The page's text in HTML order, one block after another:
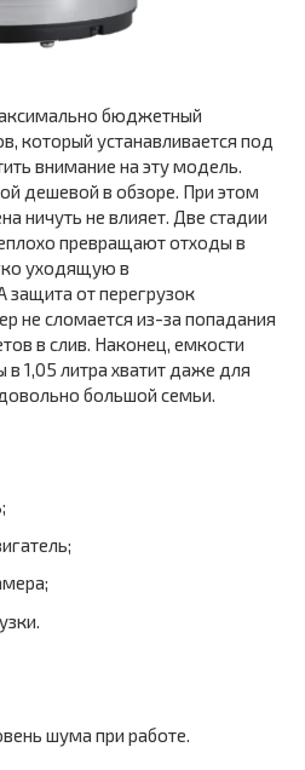
бюджетный
который устанавливается под
внимание на эту модель.
дешевой в обзоре. При этом
ничуть не влияет. Две стадии
превращают отходы в
уходящую в
защита от перегрузок
не сломается из-за попадания
в слив. Наконец, емкости
1,05 литра хватит даже для
большой семьи.
шума при работе.